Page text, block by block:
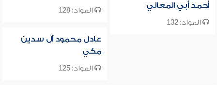
أحمد أبي المعالي
المواد: 132
المواد: 128
عادل محمود آل سدين
مكي
المواد: 125